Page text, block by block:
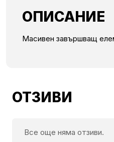
ОПИСАНИЕ
Масивен завършващ
ОТЗИВИ
Все още няма отзиви.